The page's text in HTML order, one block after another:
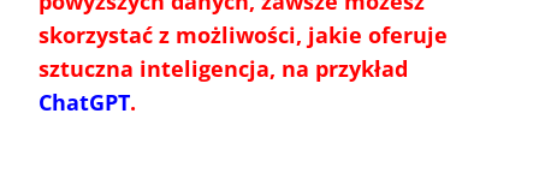
skorzystać z możliwości, jakie oferuje
sztuczna inteligencja, na przykład
ChatGPT.